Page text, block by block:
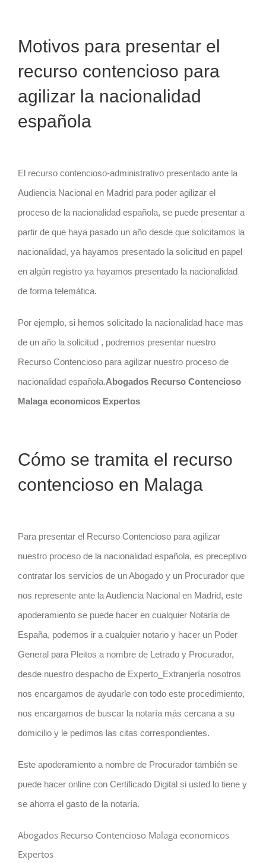
Motivos para presentar el
recurso contencioso para
agilizar la nacionalidad
española
El recurso contencioso-administrativo presentado ante la
Audiencia Nacional en Madrid para poder agilizar el
proceso de la nacionalidad española, se puede presentar a
partir de que haya pasado un año desde que solicitamos la
nacionalidad, ya hayamos presentado la solicitud en papel
en algún registro ya hayamos presentado la nacionalidad
de forma telemática.
Por ejemplo, si hemos solicitado la nacionalidad hace mas
de un año la solicitud , podremos presentar nuestro
Recurso Contencioso para agilizar nuestro proceso de
nacionalidad española.Abogados Recurso Contencioso
Malaga economicos Expertos
Cómo se tramita el recurso
contencioso en Malaga
Para presentar el Recurso Contencioso para agilizar
nuestro proceso de la nacionalidad española, es preceptivo
contratar los servicios de un Abogado y un Procurador que
nos represente ante la Audiencia Nacional en Madrid, este
apoderamiento se puede hacer en cualquier Notaría de
España, podemos ir a cualquier notario y hacer un Poder
General para Pleitos a nombre de Letrado y Procurador,
desde nuestro despacho de Experto_Extranjería nosotros
nos encargamos de ayudarle con todo este procedimiento,
nos encargamos de buscar la notaría más cercana a su
domicilio y le pedimos las citas correspondientes.
Este apoderamiento a nombre de Procurador también se
puede hacer online con Certificado Digital si usted lo tiene y
se ahorra el gasto de la notaría.
Abogados Recurso Contencioso Malaga economicos
Expertos